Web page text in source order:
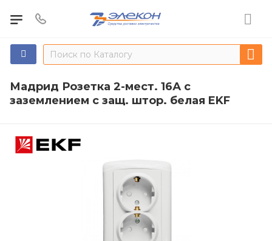
Мадрид Розетка 2-мест. 16А с
заземлением с защ. штор. белая EKF